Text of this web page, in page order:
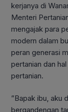
kerjanya di
Menteri
mengajak para
modern dalam
peran generasi
pertanian dan
pertanian.
”Bapak ibu, aku
bergandengan